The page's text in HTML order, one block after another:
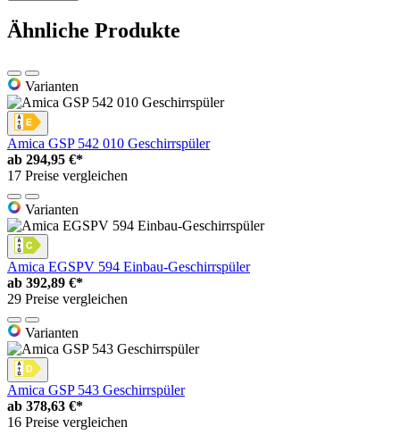
Ähnliche Produkte
Varianten
Amica GSP 542 010 Geschirrspüler
ab 294,95 €*
17 Preise vergleichen
Varianten
Amica EGSPV 594 Einbau-Geschirrspüler
ab 392,89 €*
29 Preise vergleichen
Varianten
Amica GSP 543 Geschirrspüler
ab 378,63 €*
16 Preise vergleichen